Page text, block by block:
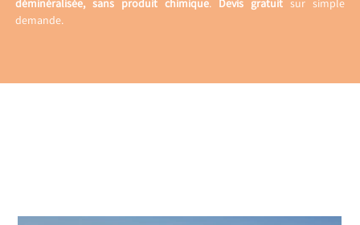
déminéralisée, sans produit chimique. Devis gratuitsur simple
demande.